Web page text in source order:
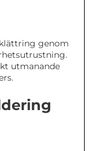
genom
utmanande